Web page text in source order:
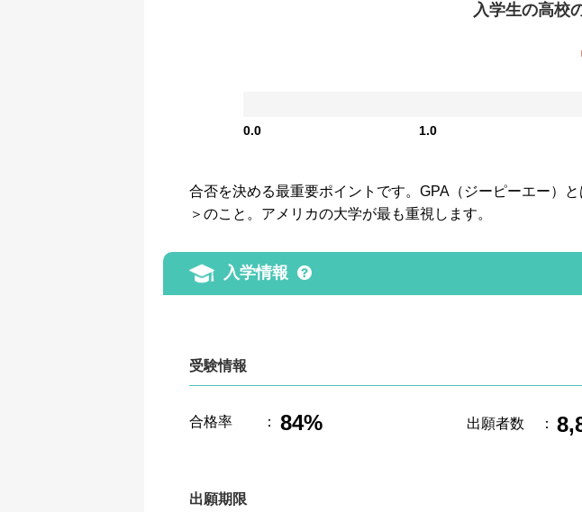
入学生の高校
0.0 1.0
合否を決める最重要ポイントです。GPA（ジーピーエー）
＞のこと。アメリカの大学が最も重視します。
入学情報
受験情報
合格率 ： 84% 出願者数 ：
出願期限